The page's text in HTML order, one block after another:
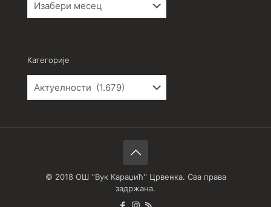
Категорије
© 2018 ОШ ''Вук Караџић'' Црвенка. Сва права
задржана.